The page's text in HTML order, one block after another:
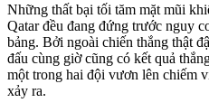
Những thất bại tối tăm mặt mũi
Qatar đều đang đứng trước nguy
bảng. Bởi ngoài chiến thắng thật
đấu cùng giờ cũng có kết quả
một trong hai đội vươn lên chiếm
xảy ra.